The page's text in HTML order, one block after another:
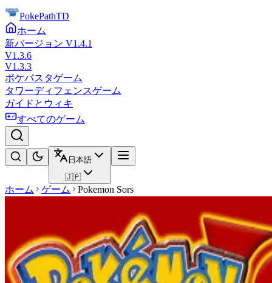
PokePathTD
ホーム
新バージョン V1.4.1
V1.3.6
V1.3.3
ポケパスタゲーム
タワーディフェンスゲーム
ガイドとウィキ
すべてのゲーム
日本語
🇯🇵
ホーム ゲーム Pokemon Sors